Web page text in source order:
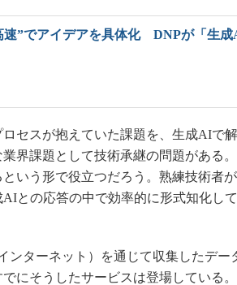
海外生産
速”でアイデアを具体化 DNPが「生
セスが抱えていた課題を、生成AIで解
界課題として技術承継の問題がある
いう形で役立つだろう。熟練技術者
との応答の中で効率的に形式知化し
ターネット）を通じて収集したデー
にそうしたサービスは登場している